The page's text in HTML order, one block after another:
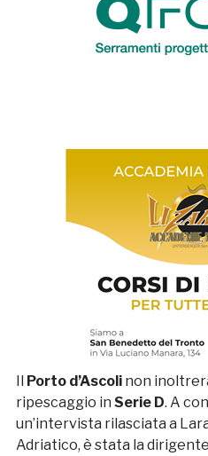
Porto d’Ascolinon
ripescaggio in Serie D. A
un’intervista rilasciata a
Adriatico, è stata la